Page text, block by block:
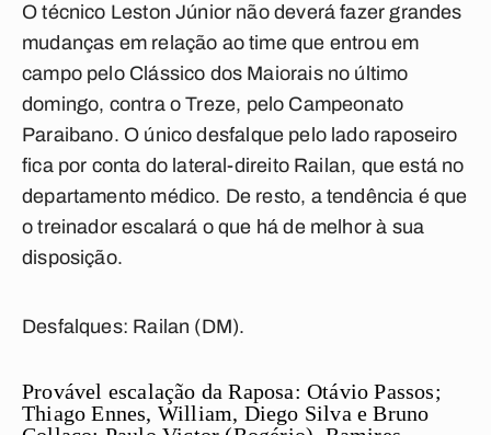
O técnico Leston Júnior não deverá fazer grandes
mudanças em relação ao time que entrou em
campo pelo Clássico dos Maiorais no último
domingo, contra o Treze, pelo Campeonato
Paraibano. O único desfalque pelo lado raposeiro
fica por conta do lateral-direito Railan, que está no
departamento médico. De resto, a tendência é que
o treinador escalará o que há de melhor à sua
disposição.
Desfalques: Railan (DM).
Provável escalação da Raposa: Otávio Passos;
Thiago Ennes, William, Diego Silva e Bruno